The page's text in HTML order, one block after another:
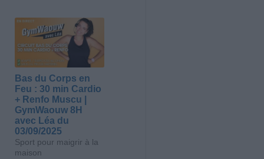
Bas du Corps en
Feu : 30 min Cardio
+ Renfo Muscu |
GymWaouw 8H
avec Léa du
03/09/2025
Sport pour maigrir à la
maison